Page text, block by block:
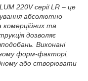
220V серії LR – це
абсолютно
комерційних та
дозволяє
Виконані
форм-факторі,
або створювати